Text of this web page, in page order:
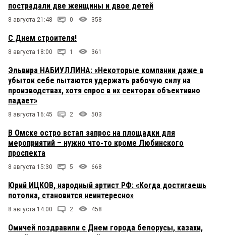
пострадали две женщины и двое детей
8 августа 21:48 0 358
С Днем строителя!
8 августа 18:00 1 361
Эльвира НАБИУЛЛИНА: «Некоторые компании даже в
убыток себе пытаются удержать рабочую силу на
производствах, хотя спрос в их секторах объективно
падает»
8 августа 16:45 2 503
В Омске остро встал запрос на площадки для
мероприятий – нужно что-то кроме Любинского
проспекта
8 августа 15:30 5 668
Юрий ИЦКОВ, народный артист РФ: «Когда достигаешь
потолка, становится неинтересно»
8 августа 14:00 2 458
Омичей поздравили с Днем города белорусы, казахи,